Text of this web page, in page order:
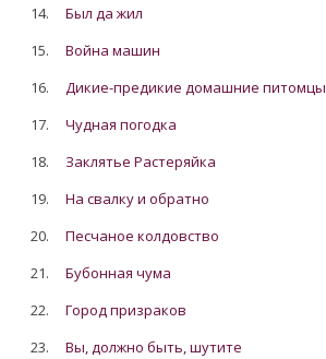
14.
Был да жил
15.
Война машин
16.
Дикие-предикие домашние питомцы
17.
Чудная погодка
18.
Заклятье Растеряйка
19.
На свалку и обратно
20.
Песчаное колдовство
21.
Бубонная чума
22.
Город призраков
23.
Вы, должно быть, шутите